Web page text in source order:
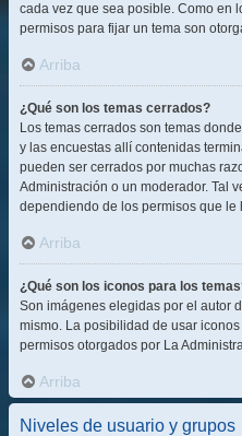
cada vez que sea posible. Como en
permisos para fijar un tema son
Arriba
¿Qué son los temas cerrados?
Los temas cerrados son temas
y las encuestas allí contenidas
pueden ser cerrados por muchas
Administración o un moderador. Tal
dependiendo de los permisos que
Arriba
¿Qué son los iconos para los
Son imágenes elegidas por el autor
mismo. La posibilidad de usar
permisos otorgados por La
Arriba
Niveles de usuario y grupos